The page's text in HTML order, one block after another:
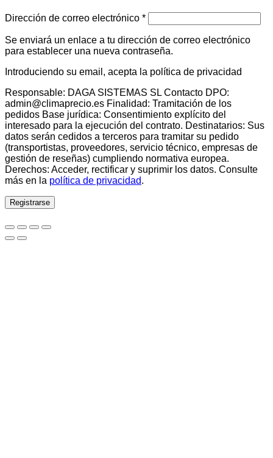
Dirección de correo electrónico *Obligatorio
Se enviará un enlace a tu dirección de correo electrónico
para establecer una nueva contraseña.
Introduciendo su email, acepta la política de privacidad
Responsable: DAGA SISTEMAS SL Contacto DPO:
admin@climaprecio.es Finalidad: Tramitación de los
pedidos Base jurídica: Consentimiento explícito del
interesado para la ejecución del contrato. Destinatarios: Sus
datos serán cedidos a terceros para tramitar su pedido
(transportistas, proveedores, servicio técnico, empresas de
gestión de reseñas) cumpliendo normativa europea.
Derechos: Acceder, rectificar y suprimir los datos. Consulte
más en la política de privacidad.
Registrarse